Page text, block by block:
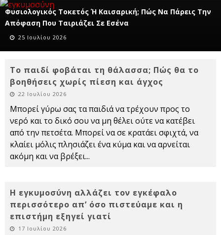
Φυσιολογικός Τοκετός Ή Καισαρική; Πώς Να Πάρεις Την
Απόφαση Που Ταιριάζει Σε Εσένα
25 Ιουλίου 2026
Το παιδί φοβάται τη θάλασσα; Πώς θα το
βοηθήσεις χωρίς πίεση και άγχος
22 Ιουλίου 2026
Μπορεί γύρω σας τα παιδιά να τρέχουν προς το
νερό και το δικό σου να μη θέλει ούτε να κατέβει
από την πετσέτα. Μπορεί να σε κρατάει σφιχτά, να
κλαίει μόλις πλησιάζει ένα κύμα και να αρνείται
ακόμη και να βρέξει...
Η εγκυμοσύνη αλλάζει τον εγκέφαλο
περισσότερο απ’ όσο πιστεύαμε και η
επιστήμη εξηγεί γιατί
17 Ιουλίου 2026